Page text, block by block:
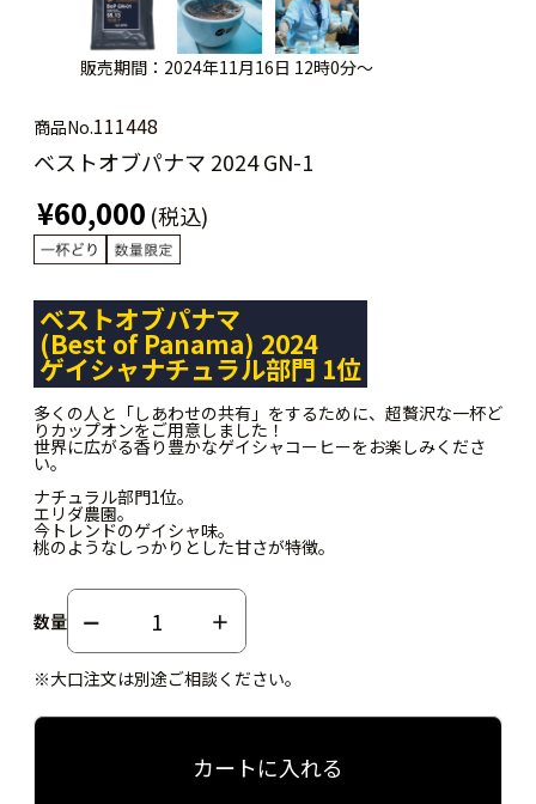
販売期間：2024年11月16日 12時0分～
商品No.111448
ベストオブパナマ 2024 GN-1
¥60,000 (税込)
ベストオブパナマ
(Best of Panama) 2024
ゲイシャナチュラル部門 1位
多くの人と「しあわせの共有」をするために、超贅沢な一杯ど
りカップオンをご用意しました！
世界に広がる香り豊かなゲイシャコーヒーをお楽しみくださ
い。
ナチュラル部門1位。
エリダ農園。
今トレンドのゲイシャ味。
桃のようなしっかりとした甘さが特徴。
数量
※大口注文は別途ご相談ください。
カートに入れる